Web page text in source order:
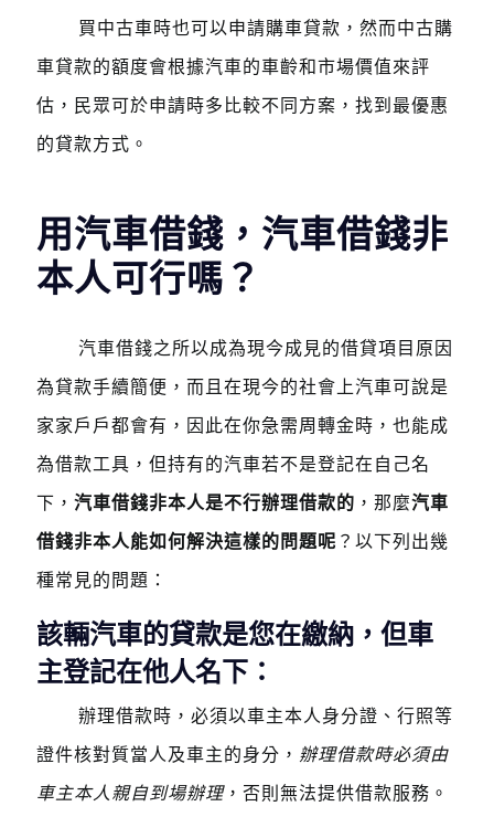
買中古車時也可以申請購車貸款，然而中古購
車貸款的額度會根據汽車的車齡和市場價值來評
估，民眾可於申請時多比較不同方案，找到最優惠
的貸款方式。
用汽車借錢，汽車借錢非
本人可行嗎？
汽車借錢之所以成為現今成見的借貸項目原因
為貸款手續簡便，而且在現今的社會上汽車可說是
家家戶戶都會有，因此在你急需周轉金時，也能成
為借款工具，但持有的汽車若不是登記在自己名
下， 汽車借錢非本人是不行辦理借款的 ，那麼汽車
借錢非本人能如何解決這樣的問題呢 ？以下列出幾
種常見的問題：
該輛汽車的貸款是您在繳納，但車
主登記在他人名下：
辦理借款時，必須以車主本人身分證、行照等
證件核對質當人及車主的身分， 辦理借款時必須由
車主本人親自到場辦理，否則無法提供借款服務。